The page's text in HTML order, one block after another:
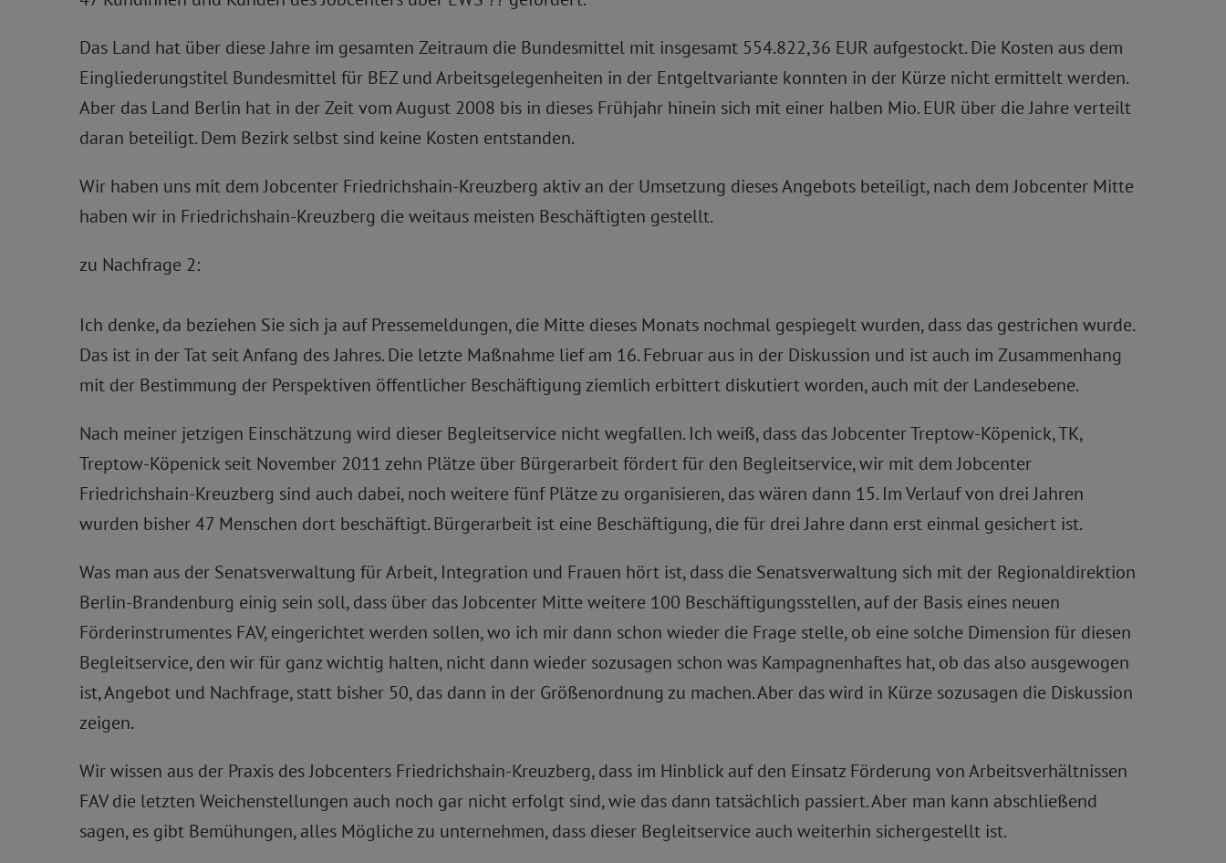
Das Land hat über diese Jahre im gesamten Zeitraum die Bundesmittel mit insgesamt 554.822,36 EUR aufgestockt. Die Kosten aus dem
Eingliederungstitel Bundesmittel für BEZ und Arbeitsgelegenheiten in der Entgeltvariante konnten in der Kürze nicht ermittelt werden.
Aber das Land Berlin hat in der Zeit vom August 2008 bis in dieses Frühjahr hinein sich mit einer halben Mio. EUR über die Jahre verteilt
daran beteiligt. Dem Bezirk selbst sind keine Kosten entstanden.
Wir haben uns mit dem Jobcenter Friedrichshain-Kreuzberg aktiv an der Umsetzung dieses Angebots beteiligt, nach dem Jobcenter Mitte
haben wir in Friedrichshain-Kreuzberg die weitaus meisten Beschäftigten gestellt.
zu Nachfrage 2:
Ich denke, da beziehen Sie sich ja auf Pressemeldungen, die Mitte dieses Monats nochmal gespiegelt wurden, dass das gestrichen wurde.
Das ist in der Tat seit Anfang des Jahres. Die letzte Maßnahme lief am 16. Februar aus in der Diskussion und ist auch im Zusammenhang
mit der Bestimmung der Perspektiven öffentlicher Beschäftigung ziemlich erbittert diskutiert worden, auch mit der Landesebene.
Nach meiner jetzigen Einschätzung wird dieser Begleitservice nicht wegfallen. Ich weiß, dass das Jobcenter Treptow-Köpenick, TK,
Treptow-Köpenick seit November 2011 zehn Plätze über Bürgerarbeit fördert für den Begleitservice, wir mit dem Jobcenter
Friedrichshain-Kreuzberg sind auch dabei, noch weitere fünf Plätze zu organisieren, das wären dann 15. Im Verlauf von drei Jahren
wurden bisher 47 Menschen dort beschäftigt. Bürgerarbeit ist eine Beschäftigung, die für drei Jahre dann erst einmal gesichert ist.
Was man aus der Senatsverwaltung für Arbeit, Integration und Frauen hört ist, dass die Senatsverwaltung sich mit der Regionaldirektion
Berlin-Brandenburg einig sein soll, dass über das Jobcenter Mitte weitere 100 Beschäftigungsstellen, auf der Basis eines neuen
Förderinstrumentes FAV, eingerichtet werden sollen, wo ich mir dann schon wieder die Frage stelle, ob eine solche Dimension für diesen
Begleitservice, den wir für ganz wichtig halten, nicht dann wieder sozusagen schon was Kampagnenhaftes hat, ob das also ausgewogen
ist, Angebot und Nachfrage, statt bisher 50, das dann in der Größenordnung zu machen. Aber das wird in Kürze sozusagen die Diskussion
zeigen.
Wir wissen aus der Praxis des Jobcenters Friedrichshain-Kreuzberg, dass im Hinblick auf den Einsatz Förderung von Arbeitsverhältnissen
FAV die letzten Weichenstellungen auch noch gar nicht erfolgt sind, wie das dann tatsächlich passiert. Aber man kann abschließend
sagen, es gibt Bemühungen, alles Mögliche zu unternehmen, dass dieser Begleitservice auch weiterhin sichergestellt ist.